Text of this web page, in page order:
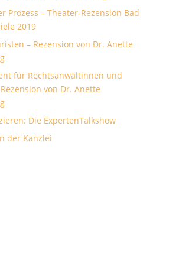
Prozess – Theater-Rezension Bad
2019
– Rezension von Dr. Anette
für Rechtsanwältinnen und
von Dr. Anette
Die ExpertenTalkshow
der Kanzlei